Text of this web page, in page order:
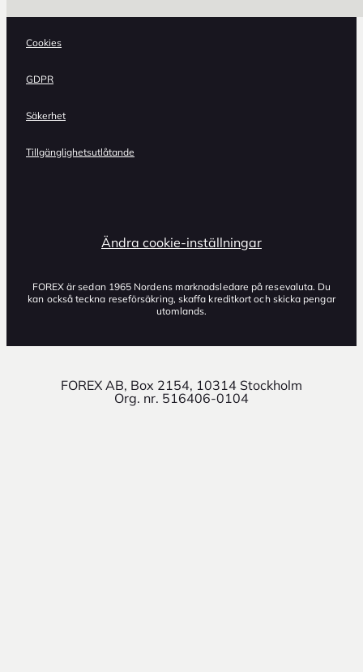
Cookies
GDPR
Säkerhet
Tillgänglighetsutlåtande
Ändra cookie-inställningar
FOREX är sedan 1965 Nordens marknadsledare på resevaluta. Du
kan också teckna reseförsäkring, skaffa kreditkort och skicka pengar
utomlands.
FOREX AB, Box 2154, 10314 Stockholm
Org. nr. 516406-0104